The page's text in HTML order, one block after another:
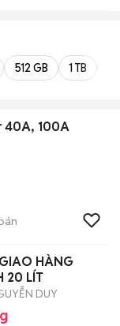
512 GB 1 TB
40A, 100A
HÀNG
20 LÍT
DUY